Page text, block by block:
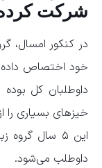
شرکت
خیز‌های بسیاری را
داوطلب می‌شود.